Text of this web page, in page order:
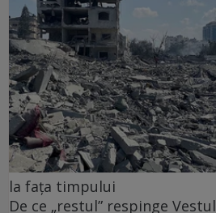
la fața timpului
De ce „restul” respinge Vestul